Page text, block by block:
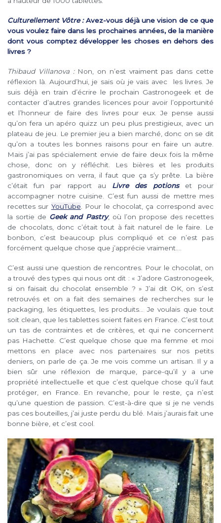
Culturellement Vôtre :Avez-vous déjà une vision de ce que
vous voulez faire dans les prochaines années, de la manière
dont vous comptez développer les choses en dehors des
livres ?
Thibaud Villanova :Non, on n’est vraiment pas dans cette
réflexion là. Aujourd’hui, je sais où je vais avec les livres. Je
suis déjà en train d’écrire le prochain Gastronogeek et de
contacter d’autres grandes licences pour avoir l’opportunité
et l’honneur de faire des livres pour eux. Je pense aussi
qu’on fera un apéro quizz un peu plus prestigieux, avec un
plateau de jeu. Le premier jeu a bien marché, donc on se dit
qu’on a toutes les bonnes raisons pour en faire un autre.
Mais j’ai pas spécialement envie de faire deux fois la même
chose, donc on y réfléchit. Les bières et les produits
gastronomiques on verra, il faut que ça s’y prête. La bière
c’était fun par rapport au Livre des potions
et pour
accompagner notre cuisine. C’est fun aussi de mettre mes
recettes sur YouTube . Pour le chocolat, ça correspond avec
la sortie de Geek and Pastry, où l’on propose des recettes
de chocolats, donc c’était tout à fait naturel de le faire. Le
bonbon, c’est beaucoup plus compliqué et ce n’est pas
forcément quelque chose que j’apprécie vraiment….
C’est aussi une question de rencontres. Pour le chocolat, on
a trouvé des types qui nous ont dit : « J’adore Gastronogeek,
si on faisait du chocolat ensemble ? » J’ai dit OK, on s’est
retrouvés et on a fait des semaines de recherches sur le
packaging, les étiquettes, les produits… Je voulais que tout
soit clean, que les tablettes soient faites en France. C’est tout
un tas de contraintes et de critères, et qui ne concernent
pas Hachette. C’est quelque chose que ma femme et moi
mettons en place avec nos partenaires sur nos petits
deniers, on parle de ça. Je me vois comme un artisan. Il y a
bien sûr une réflexion de marque, parce-qu’il y a une
propriété intellectuelle et que c’est quelque chose qu’il faut
protéger, en France. En revanche, pour le reste, ça n’est
qu’une question de passion. C’est-à-dire que si je ne vends
pas ces bouteilles, j’ai juste perdu du blé. Mais j’aurais fait une
bonne bière, et c’est cool.